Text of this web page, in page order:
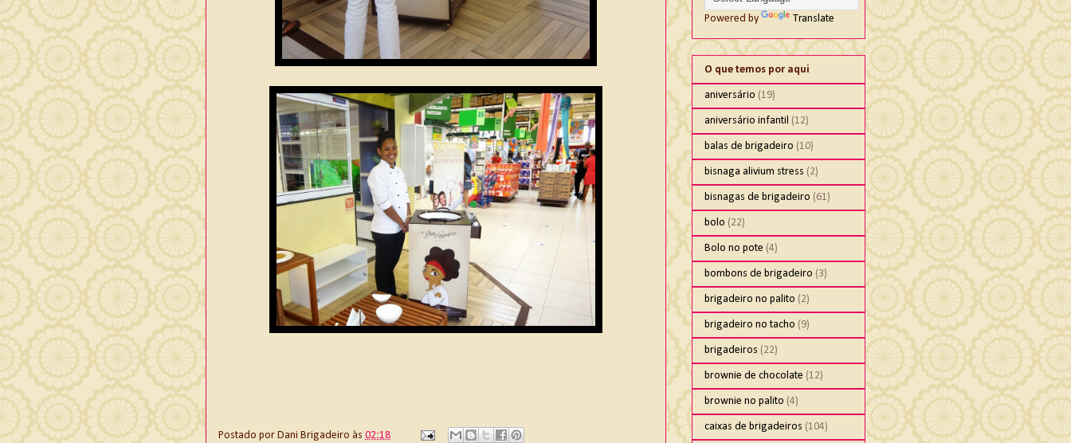
Postado por Dani Brigadeiro às 02:18
Powered by Translate
O que temos por aqui
aniversário (19)
aniversário infantil (12)
balas de brigadeiro (10)
bisnaga alivium stress (2)
bisnagas de brigadeiro (61)
bolo (22)
Bolo no pote (4)
bombons de brigadeiro (3)
brigadeiro no palito (2)
brigadeiro no tacho (9)
brigadeiros (22)
brownie de chocolate (12)
brownie no palito (4)
caixas de brigadeiros (104)